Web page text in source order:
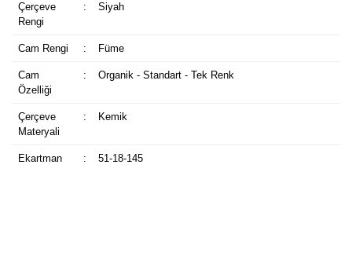
Çerçeve
Rengi
: Siyah
Cam Rengi : Füme
Cam
Özelliği
: Organik - Standart - Tek Renk
Çerçeve
Materyali
: Kemik
Ekartman : 51-18-145